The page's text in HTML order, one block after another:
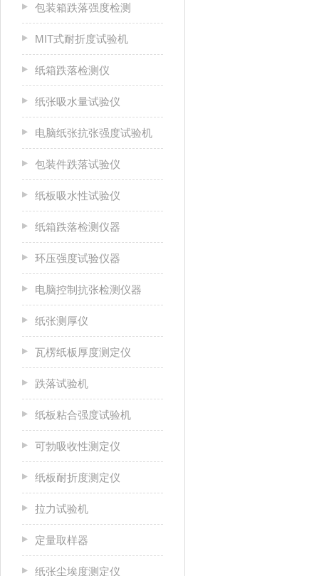
包装箱跌落强度检测
MIT式耐折度试验机
纸箱跌落检测仪
纸张吸水量试验仪
电脑纸张抗张强度试验机
包装件跌落试验仪
纸板吸水性试验仪
纸箱跌落检测仪器
环压强度试验仪器
电脑控制抗张检测仪器
纸张测厚仪
瓦楞纸板厚度测定仪
跌落试验机
纸板粘合强度试验机
可勃吸收性测定仪
纸板耐折度测定仪
拉力试验机
定量取样器
纸张尘埃度测定仪